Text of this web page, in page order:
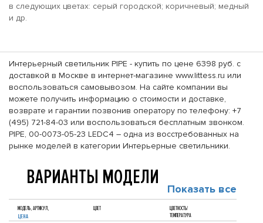
в следующих цветах: серый городской; коричневый; медный
и др.
Интерьерный светильник PIPE - купить по цене 6398 руб. с
доставкой в Москве в интернет-магазине www.littess.ru или
воспользоваться самовывозом. На сайте компании вы
можете получить информацию о стоимости и доставке,
возврате и гарантии позвонив оператору по телефону: +7
(495) 721-84-03 или воспользоваться бесплатным звонком.
PIPE, 00-0073-05-23 LEDC4 – одна из восстребованных на
рынке моделей в категории Интерьерные светильники.
ВАРИАНТЫ МОДЕЛИ Показать все
МОДЕЛЬ, АРТИКУЛ,
ЦЕНА
ЦВЕТ
ЦВЕТНОСТЬ/
ТЕМПЕРАТУРА